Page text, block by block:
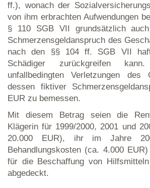
ff.), wonach der
von ihm erbrachten Aufwendungen
§ 110 SGB VII grundsätzlich
Schmerzensgeldanspruch des
nach den §§ 104 ff. SGB VII
Schädiger zurückgreifen
unfallbedingten Verletzungen des
dessen fiktiver
EUR zu bemessen.
Mit diesem Betrag seien die
Klägerin für 1999/2000, 2001 und
20.000 EUR), ihr im Jahre
Behandlungskosten (ca. 4.000
für die Beschaffung von
abgedeckt.